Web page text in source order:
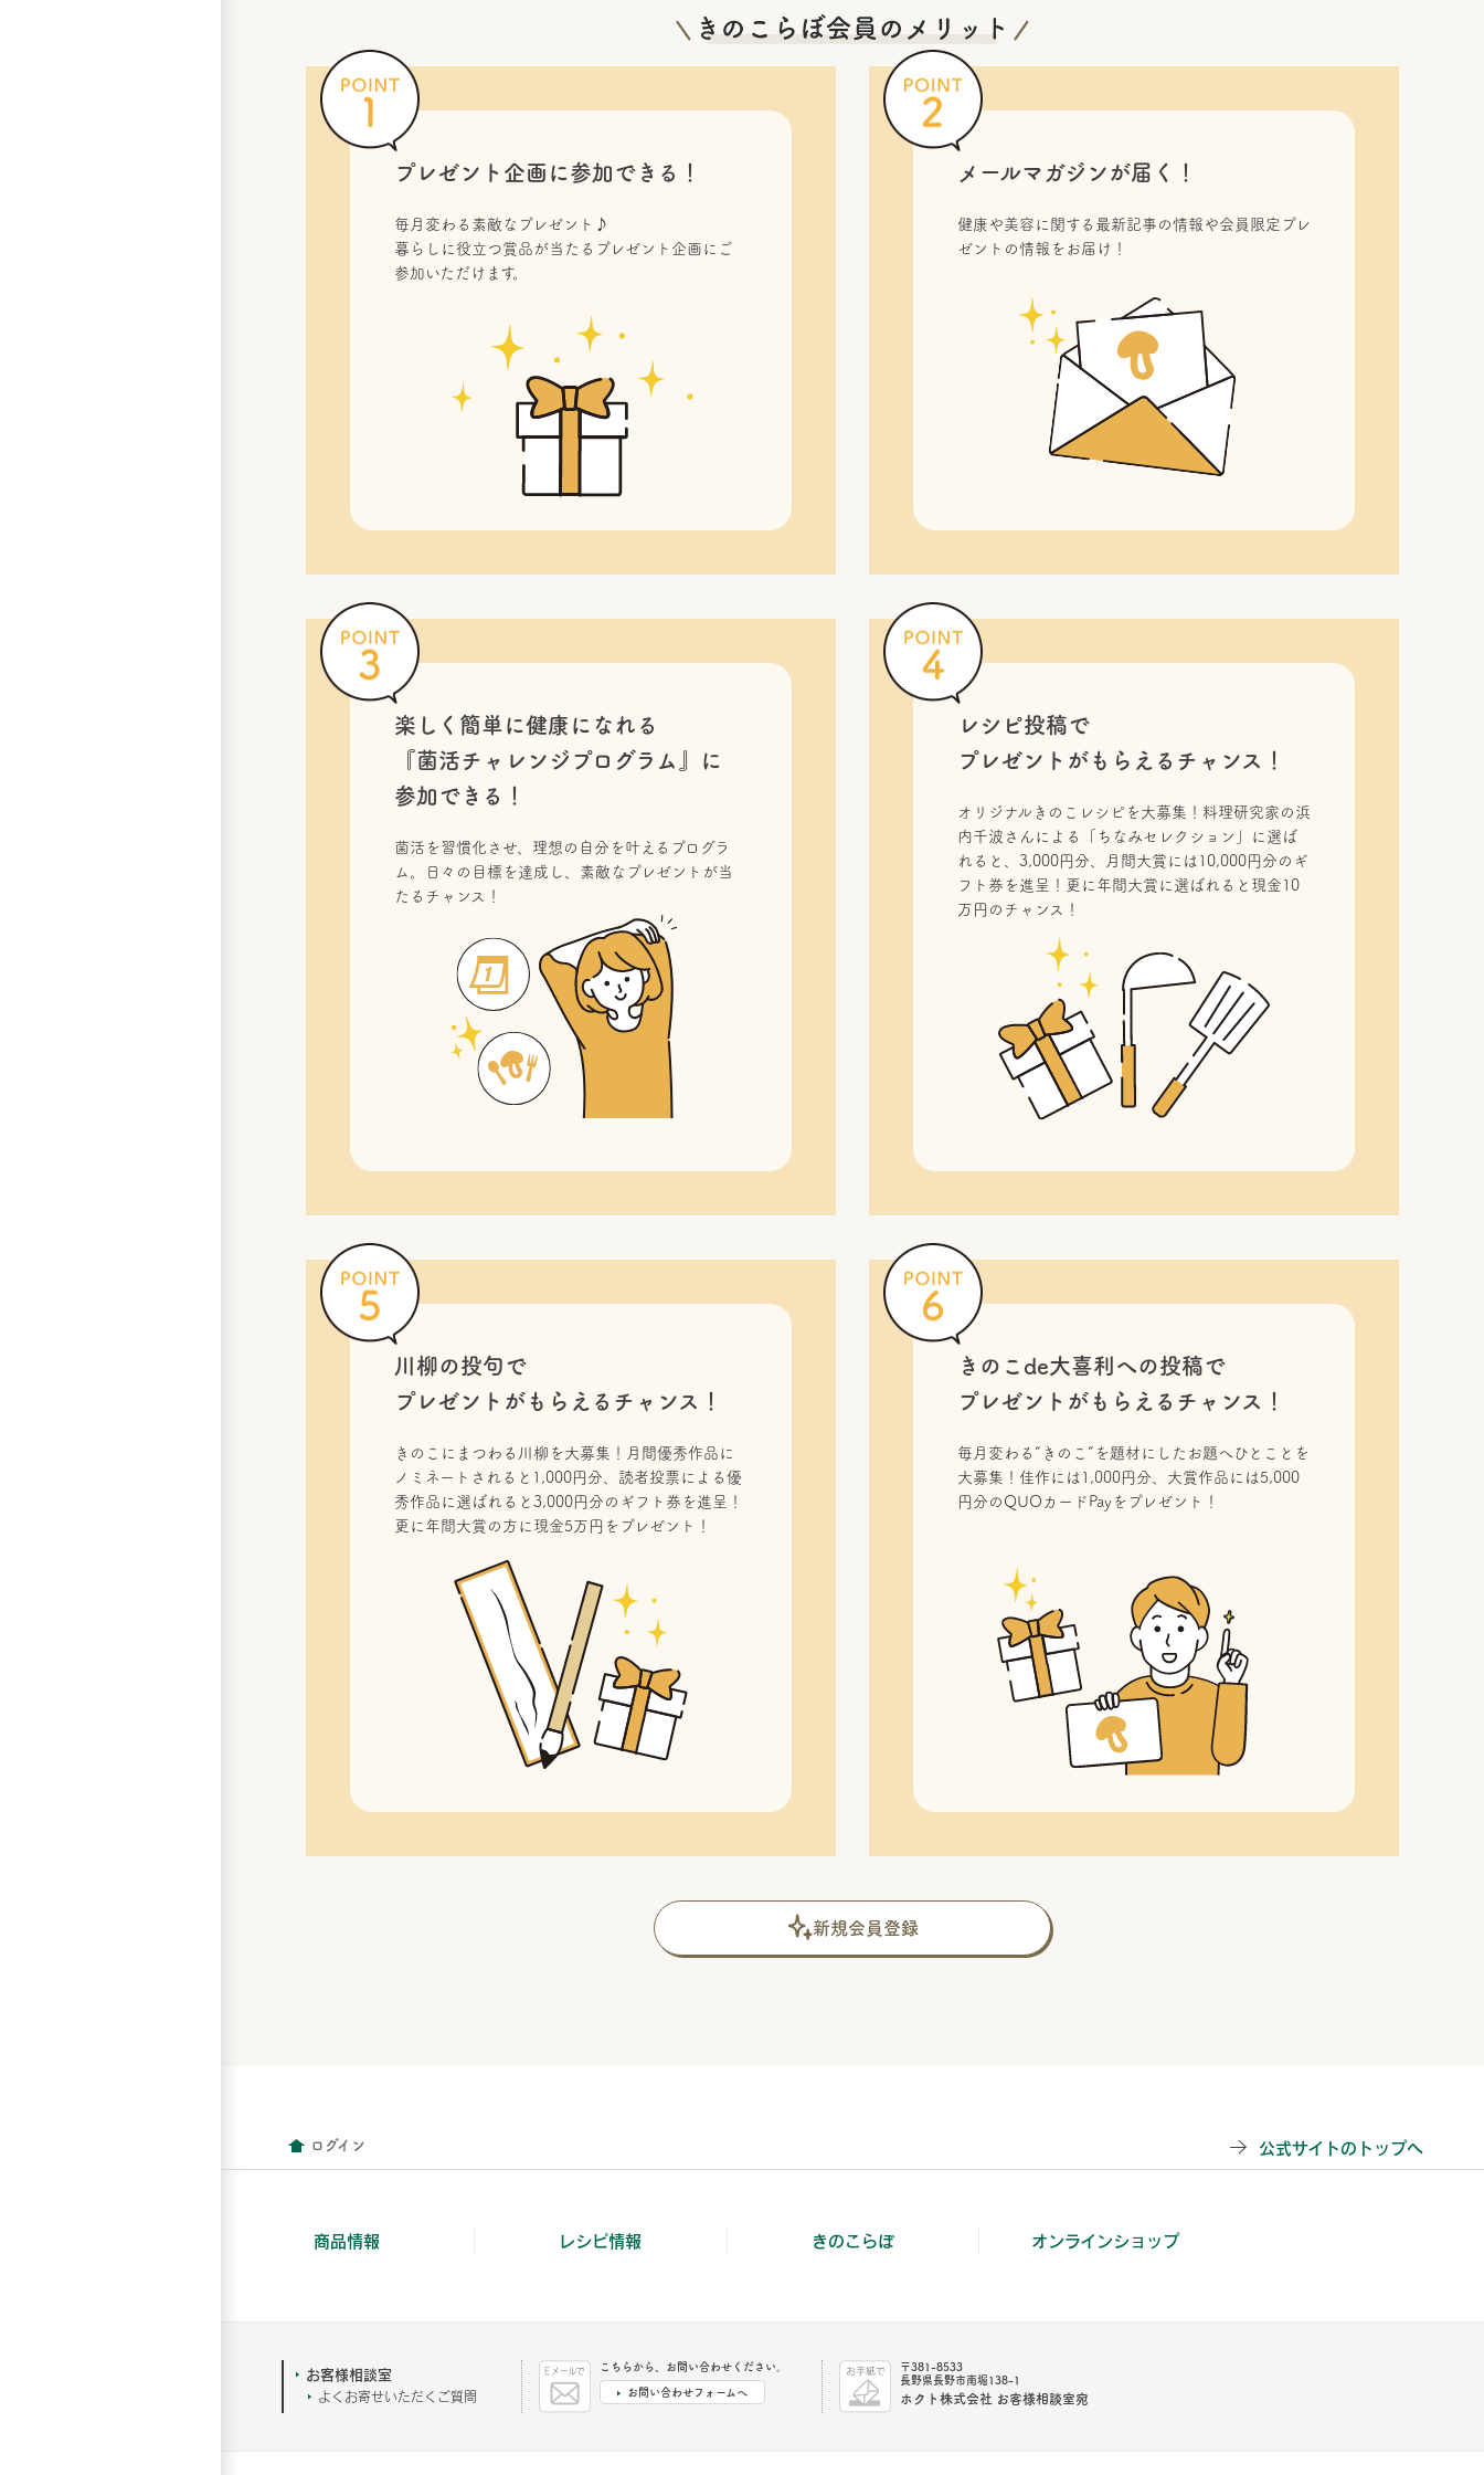
プレゼント企画に参加できる！
毎月変わる素敵なプレゼント♪
暮らしに役立つ賞品が当たるプレゼント企画にご
参加いただけます。
メールマガジンが届く！
健康や美容に関する最新記事の情報や会員限定プレ
ゼントの情報をお届け！
楽しく簡単に健康になれる
『菌活チャレンジプログラム』に
参加できる！
菌活を習慣化させ、理想の自分を叶えるプログラ
ム。日々の目標を達成し、素敵なプレゼントが当
たるチャンス！
レシピ投稿で
プレゼントがもらえるチャンス！
オリジナルきのこレシピを大募集！料理研究家の浜
内千波さんによる「ちなみセレクション」に選ば
れると、3,000円分、月間大賞には10,000円分のギ
フト券を進呈！更に年間大賞に選ばれると現金10
万円のチャンス！
川柳の投句で
プレゼントがもらえるチャンス！
きのこにまつわる川柳を大募集！月間優秀作品に
ノミネートされると1,000円分、読者投票による優
秀作品に選ばれると3,000円分のギフト券を進呈！
更に年間大賞の方に現金5万円をプレゼント！
きのこde大喜利への投稿で
プレゼントがもらえるチャンス！
毎月変わる“きのこ”を題材にしたお題へひとことを
大募集！佳作には1,000円分、大賞作品には5,000
円分のQUOカードPayをプレゼント！
新規会員登録
公式サイトのトップへ
ログイン
商品情報 レシピ情報 きのこらぼ オンラインショップ
お客様相談室
よくお寄せいただくご質問
こちらから、お問い合わせください。
お問い合わせフォームへ
〒381-8533
長野県長野市南堀138-1
ホクト株式会社 お客様相談室宛